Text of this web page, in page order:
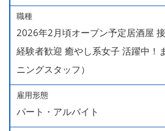
職種
2026年2月頃オープン予定居酒屋
経験者歓迎 癒やし系女子 活躍中！
ニングスタッフ）
雇用形態
パート・アルバイト